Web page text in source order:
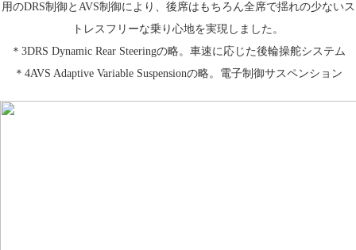
用のDRS制御とAVS制御により、後席はもちろん全席で揺れの少ないス
トレスフリーな乗り心地を実現しました。
＊3DRS Dynamic Rear Steeringの略。車速に応じた後輪操舵システム
＊4AVS Adaptive Variable Suspensionの略。電子制御サスペンション